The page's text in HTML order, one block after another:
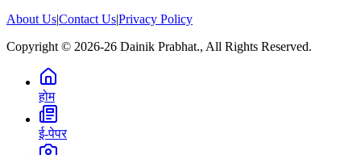
About Us|Contact Us|Privacy Policy
Copyright © 2026-26 Dainik Prabhat., All Rights Reserved.
होम
ई-पेपर